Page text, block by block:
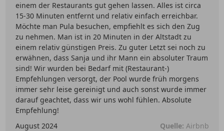
einem der Restaurants gut gehen lassen. Alles ist circa
15-30 Minuten entfernt und relativ einfach erreichbar.
Möchte man Pula besuchen, empfiehlt es sich den Zug
zu nehmen. Man ist in 20 Minuten in der Altstadt zu
einem relativ günstigen Preis. Zu guter Letzt sei noch zu
erwähnen, dass Sanja und ihr Mann ein absoluter Traum
sind! Wir wurden bei Bedarf mit (Restaurant-)
Empfehlungen versorgt, der Pool wurde früh morgens
immer sehr leise gereinigt und auch sonst wurde immer
darauf geachtet, dass wir uns wohl fühlen. Absolute
Empfehlung!
August 2024
Quelle: Airbnb